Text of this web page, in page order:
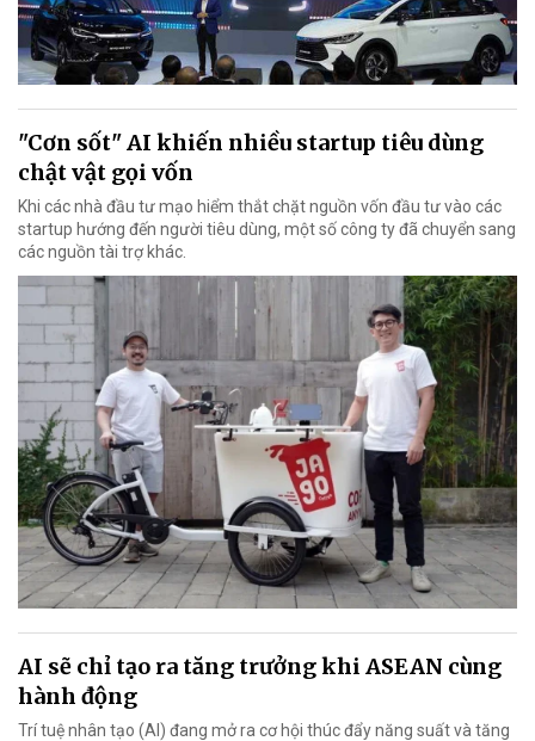
"Cơn sốt" AI khiến nhiều startup tiêu dùng
chật vật gọi vốn
Khi các nhà đầu tư mạo hiểm thắt chặt nguồn vốn đầu tư vào các
startup hướng đến người tiêu dùng, một số công ty đã chuyển sang
các nguồn tài trợ khác.
AI sẽ chỉ tạo ra tăng trưởng khi ASEAN cùng
hành động
Trí tuệ nhân tạo (AI) đang mở ra cơ hội thúc đẩy năng suất và tăng